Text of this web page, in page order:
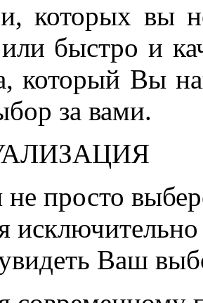
которых вы
быстро и
который Вы
за вами.
просто
Ваш